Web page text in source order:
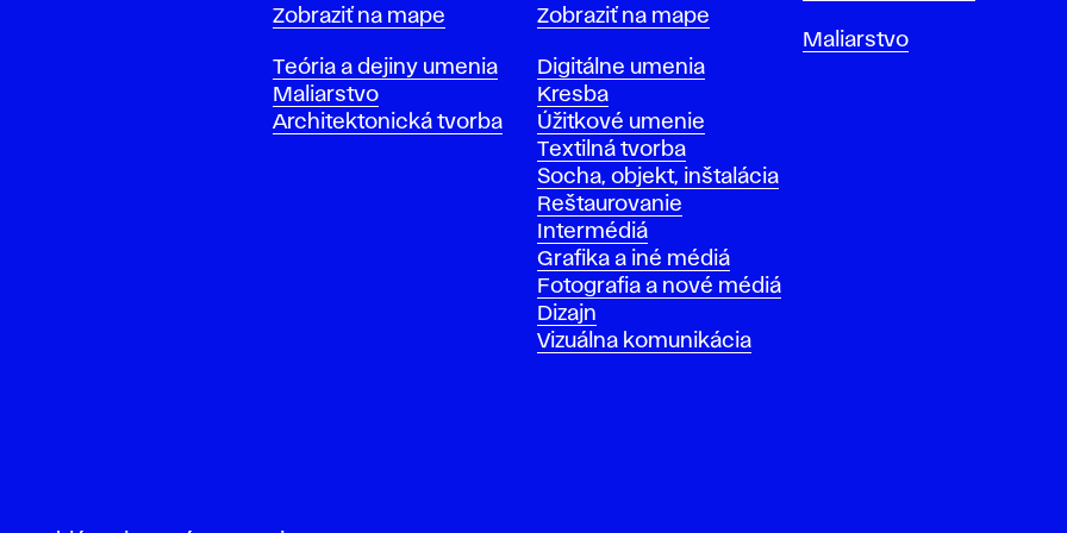
Mapa
Zobraziť na mape
Katedry
Teória a dejiny umenia
Maliarstvo
Architektonická tvorba
Mapa
Zobraziť na mape
Katedry
Digitálne umenia
Kresba
Úžitkové umenie
Textilná tvorba
Socha, objekt, inštalácia
Reštaurovanie
Intermédiá
Grafika a iné médiá
Fotografia a nové médiá
Dizajn
Vizuálna komunikácia
Katedry
Maliarstvo